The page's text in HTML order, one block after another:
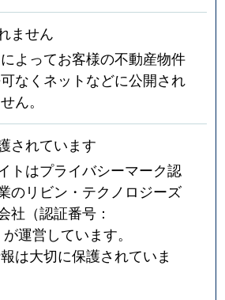
ません
よってお客様の不動産物件
なくネットなどに公開され
ん。
されています
トはプライバシーマーク認
のリビン・テクノロジーズ
社（認証番号：
が運営しています。
は大切に保護されていま